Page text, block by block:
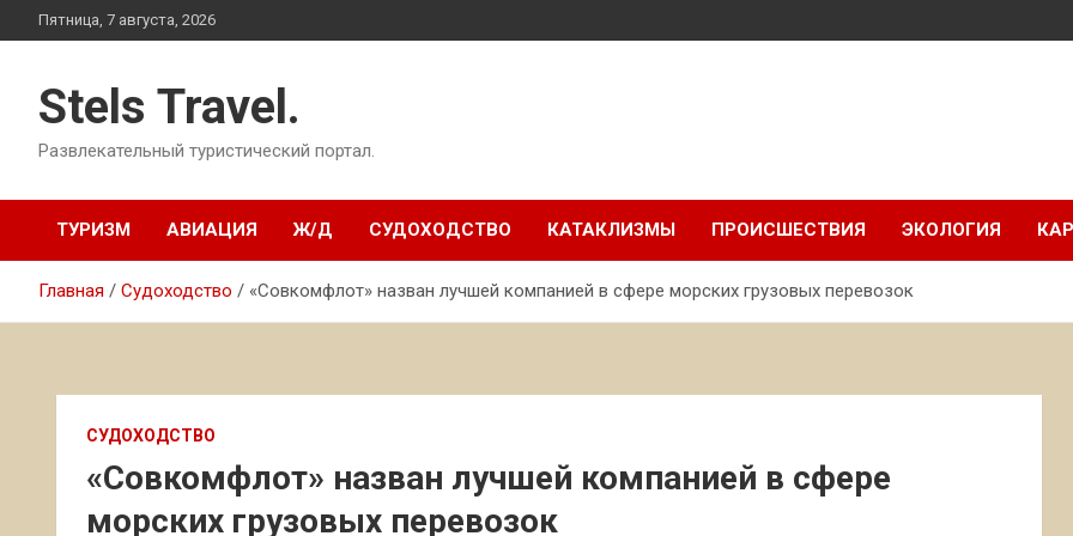
Перейти
к
Пятница, 7 августа, 2026
Stels Travel.
Развлекательный туристический портал.
ТУРИЗМ АВИАЦИЯ Ж/Д СУДОХОДСТВО КАТАКЛИЗМЫ ПРОИСШЕСТВИЯ ЭКОЛОГИЯ
Главная Судоходство «Совкомфлот» назван лучшей компанией в сфере морских грузовых перевозок
СУДОХОДСТВО
«Совкомфлот» назван лучшей компанией в сфере
морских грузовых перевозок